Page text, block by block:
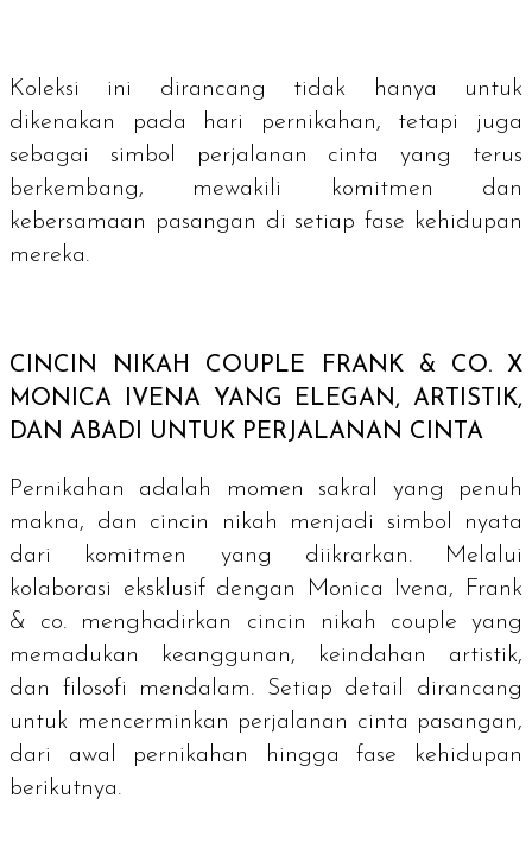
Koleksi ini dirancang tidak hanya untuk
dikenakan pada hari pernikahan, tetapi juga
sebagai simbol perjalanan cinta yang terus
berkembang, mewakili komitmen dan
kebersamaan pasangan di setiap fase kehidupan
mereka.
CINCIN NIKAH COUPLE FRANK & CO. X
MONICA IVENA YANG ELEGAN, ARTISTIK,
DAN ABADI UNTUK PERJALANAN CINTA
Pernikahan adalah momen sakral yang penuh
makna, dan cincin nikah menjadi simbol nyata
dari komitmen yang diikrarkan. Melalui
kolaborasi eksklusif dengan Monica Ivena, Frank
& co. menghadirkan cincin nikah couple yang
memadukan keanggunan, keindahan artistik,
dan filosofi mendalam. Setiap detail dirancang
untuk mencerminkan perjalanan cinta pasangan,
dari awal pernikahan hingga fase kehidupan
berikutnya.